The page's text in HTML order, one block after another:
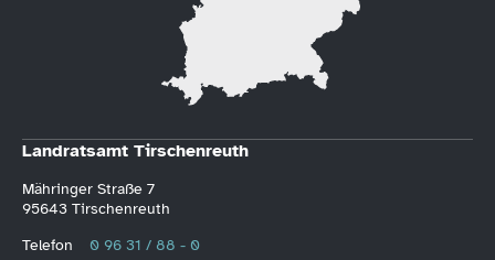
Landratsamt Tirschenreuth
Mähringer Straße 7
95643 Tirschenreuth
Telefon
0 96 31 / 88 - 0